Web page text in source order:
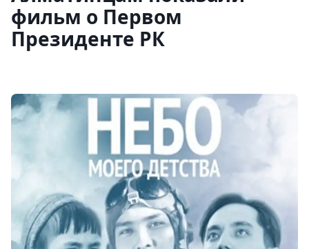
фильм о Первом
Президенте РК